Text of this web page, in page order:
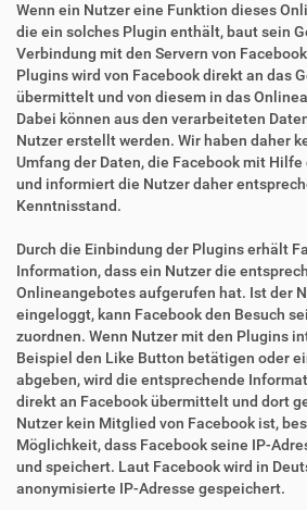
Wenn ein Nutzer eine Funktion dieses
die ein solches Plugin enthält, baut sein
Verbindung mit den Servern von
Plugins wird von Facebook direkt an das
übermittelt und von diesem in das
Dabei können aus den verarbeiteten
Nutzer erstellt werden. Wir haben daher
Umfang der Daten, die Facebook mit
und informiert die Nutzer daher
Kenntnisstand.
Durch die Einbindung der Plugins erhält
Information, dass ein Nutzer die
Onlineangebotes aufgerufen hat. Ist der
eingeloggt, kann Facebook den Besuch
zuordnen. Wenn Nutzer mit den Plugins
Beispiel den Like Button betätigen oder
abgeben, wird die entsprechende
direkt an Facebook übermittelt und dort
Nutzer kein Mitglied von Facebook ist,
Möglichkeit, dass Facebook seine IP-
und speichert. Laut Facebook wird in
anonymisierte IP-Adresse gespeichert.